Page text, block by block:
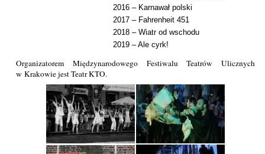
2016 – Karnawał polski
2017 – Fahrenheit 451
2018 – Wiatr od wschodu
2019 – Ale cyrk!
Organizatorem Międzynarodowego Festiwalu Teatrów Ulicznych
w Krakowie jest Teatr KTO.